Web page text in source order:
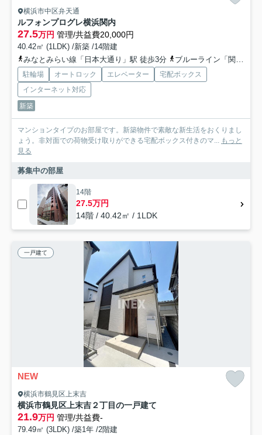
横浜市中区弁天通
ルフォンプログレ横浜関内
27.5万円 管理/共益費20,000円
40.42㎡ (1LDK) /新築 /14階建
みなとみらい線「日本大通り」駅 徒歩3分
ブルーライン「関内」駅 徒歩6分
駐輪場 オートロック エレベーター
宅配ボックス
インターネット対応
新築
マンションタイプのお部屋です。新築物件で素敵な新生活をおくりまし
ょう。非対面での荷物受け取りができる宅配ボックス付きのマ... もっと
見る
募集中の部屋
14階
27.5万円
14階 / 40.42㎡ / 1LDK
一戸建て
NEW
横浜市鶴見区上末吉
横浜市鶴見区上末吉２丁目の一戸建て
21.9万円 管理/共益費-
79.49㎡ (3LDK) /築1年 /2階建